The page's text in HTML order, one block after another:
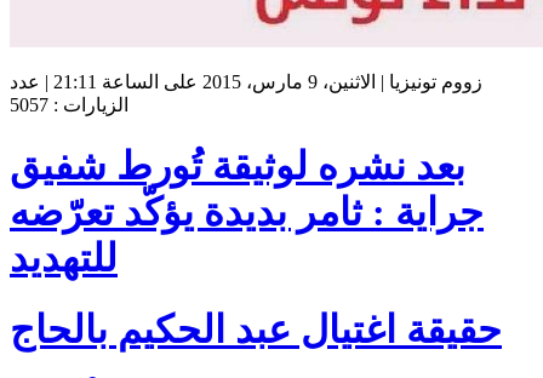
زووم تونيزيا | الاثنين، 9 مارس، 2015 على الساعة 21:11 | عدد
الزيارات : 5057
بعد نشره لوثيقة تُورط شفيق
جراية : ثامر بديدة يؤكّد تعرّضه
للتهديد
حقيقة اغتيال عبد الحكيم بالحاج